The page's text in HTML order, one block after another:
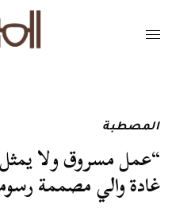
المصطبة
“عمل مسروق ولا
غادة والي مصممة